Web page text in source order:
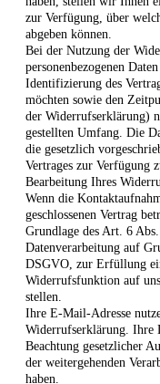
zur Verfügung, über
abgeben können.
Bei der Nutzung der
personenbezogenen
Identifizierung des
möchten sowie den
der Widerrufserklärung)
gestellten Umfang. Die
die gesetzlich
Vertrages zur Verfügung
Bearbeitung Ihres
Wenn die
geschlossenen Vertrag
Grundlage des Art. 6
Datenverarbeitung auf
DSGVO, zur Erfüllung
Widerrufsfunktion auf
stellen.
Ihre E-Mail-Adresse
Widerrufserklärung. Ihre
Beachtung gesetzlicher
der weitergehenden
haben.